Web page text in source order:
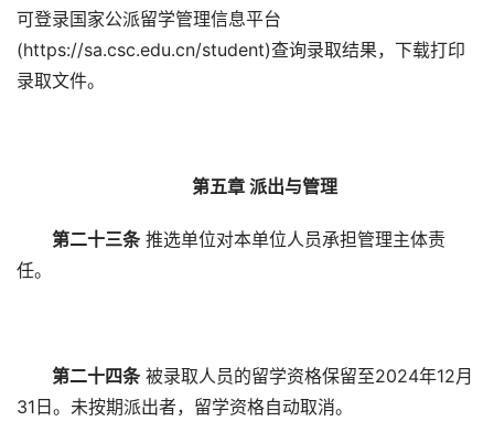
可登录国家公派留学管理信息平台
(https://sa.csc.edu.cn/student)查询录取结果，下载打印
录取文件。
第五章 派出与管理
第二十三条推选单位对本单位人员承担管理主体责
任。
第二十四条被录取人员的留学资格保留至2024年12月
31日。未按期派出者，留学资格自动取消。